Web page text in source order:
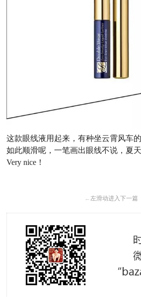
这款眼线液用起来，有种坐云霄风车
如此顺滑呢，一笔画出眼线不说，夏
Very nice！
← 左滑动进入下一篇